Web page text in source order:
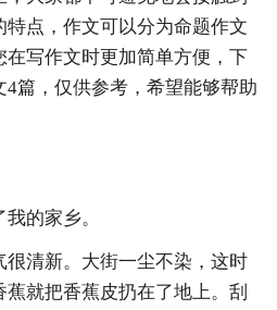
点，作文可以分为命题作文
写作文时更加简单方便，下
篇，仅供参考，希望能够帮助
的家乡。
很清新。大街一尘不染，这时
就把香蕉皮扔在了地上。刮